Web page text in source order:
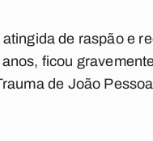
de raspão e
ficou
de João